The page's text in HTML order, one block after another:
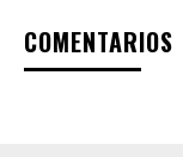
COMENTARIOS